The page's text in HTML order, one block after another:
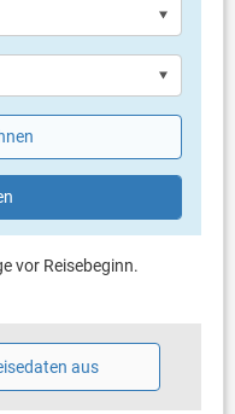
vor Reisebeginn.
aus